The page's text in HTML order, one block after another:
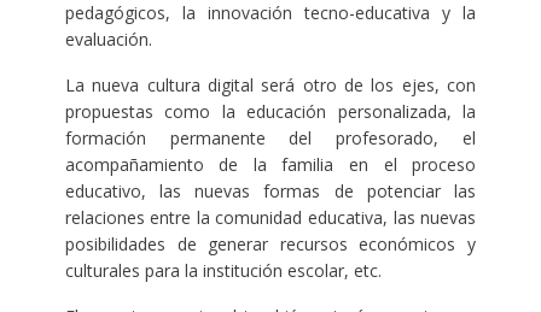
pedagógicos, la innovación tecno-educativa y la
evaluación.
La nueva cultura digital será otro de los ejes, con
propuestas como la educación personalizada, la
formación permanente del profesorado, el
acompañamiento de la familia en el proceso
educativo, las nuevas formas de potenciar las
relaciones entre la comunidad educativa, las nuevas
posibilidades de generar recursos económicos y
culturales para la institución escolar, etc.